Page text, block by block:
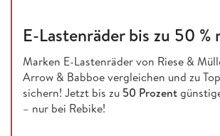
E-Lastenräder bis zu 50 %
Marken E-Lastenräder von Riese &
Arrow & Babboe vergleichen und zu
sichern! Jetzt bis zu 50 Prozent
– nur bei Rebike!